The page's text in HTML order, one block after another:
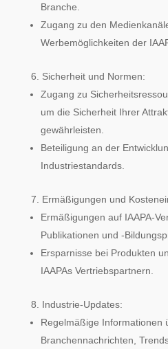
Branche.
Zugang zu den
Werbemöglichkeiten der
Sicherheit und Normen:
Zugang zu
um die Sicherheit Ihrer
gewährleisten.
Beteiligung an der
Industriestandards.
Ermäßigungen und
Ermäßigungen auf IAAPA-
Publikationen und -
Ersparnisse bei Produkten
IAAPAs Vertriebspartnern.
Industrie-Updates:
Regelmäßige Informationen
Branchennachrichten,